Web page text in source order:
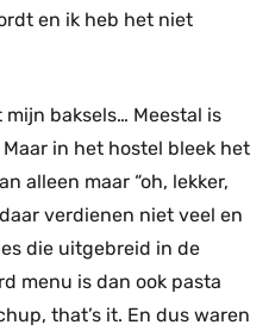
en ik heb het niet
baksels… Meestal is
in het hostel bleek het
alleen maar “oh, lekker,
verdienen niet veel en
die uitgebreid in de
menu is dan ook pasta
that’s it. En dus waren